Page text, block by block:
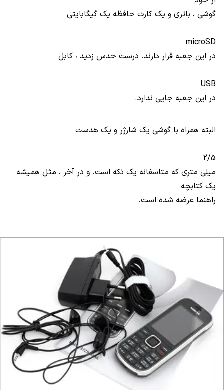
گوشی ، باتری و یک کارت حافظه یک گیگابایتی
microSD
در این جعبه قرار دارند. درست حدس زدید ، کابل
USB
در این جعبه جایی ندارد.
البته همراه با گوشی یک شارژر و یک هدست
2/5
میلی متری که متاسفانه یک تکه است. و در آخر ، مثل همیشه
یک کتابچه
راهنما عرضه شده است.